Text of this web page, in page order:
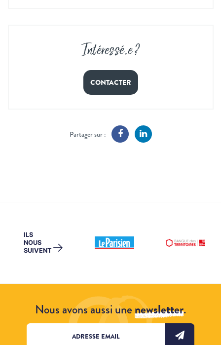
Intéressé.e ?
CONTACTER
Partager sur :
ILS
NOUS
SUIVENT →
Nous avons aussi unenewsletter.